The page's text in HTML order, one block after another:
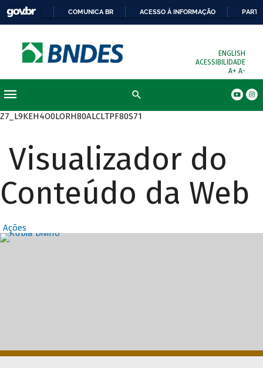
COMUNICA BR ACESSO À INFORMAÇÃO
ENGLISH
ACESSIBILIDADE
A+ A-
Z7_L9KEH4O0LORH80ALCLTPF80S71
Visualizador do
Conteúdo da Web
Ações
Destaques